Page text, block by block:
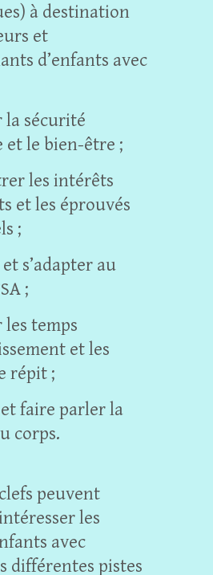
à destination
et
d’enfants avec
la sécurité
et le bien-être ;
les intérêts
et les éprouvés
;
s’adapter au
;
temps
et les
répit ;
faire parler la
corps.
peuvent
les
avec
différentes pistes